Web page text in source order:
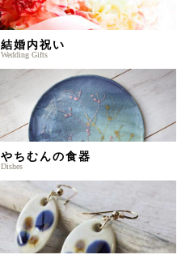
結婚内祝い
Wedding Gifts
やちむんの食器
Dishes